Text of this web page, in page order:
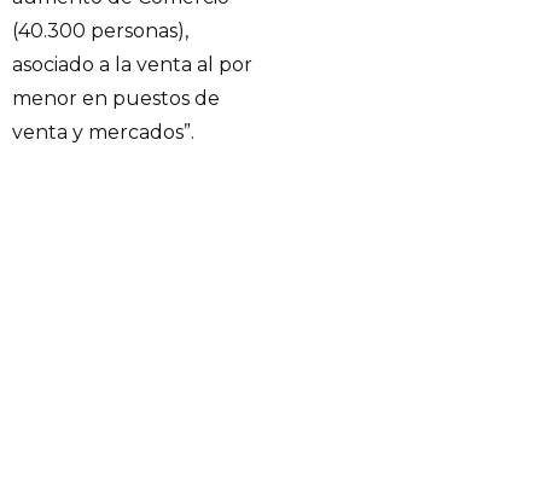
(40.300 personas),
asociado a la venta al por
menor en puestos de
venta y mercados”.